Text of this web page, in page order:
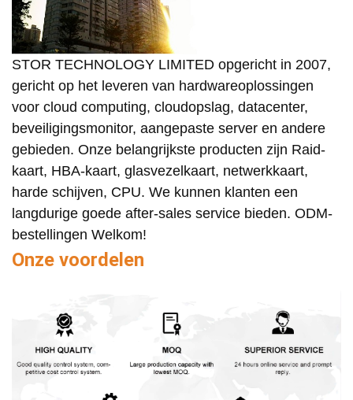
STOR TECHNOLOGY LIMITED opgericht in 2007,
gericht op het leveren van hardwareoplossingen
voor cloud computing, cloudopslag, datacenter,
beveiligingsmonitor, aangepaste server en andere
gebieden. Onze belangrijkste producten zijn Raid-
kaart, HBA-kaart, glasvezelkaart, netwerkkaart,
harde schijven, CPU. We kunnen klanten een
langdurige goede after-sales service bieden. ODM-
bestellingen Welkom!
Onze voordelen